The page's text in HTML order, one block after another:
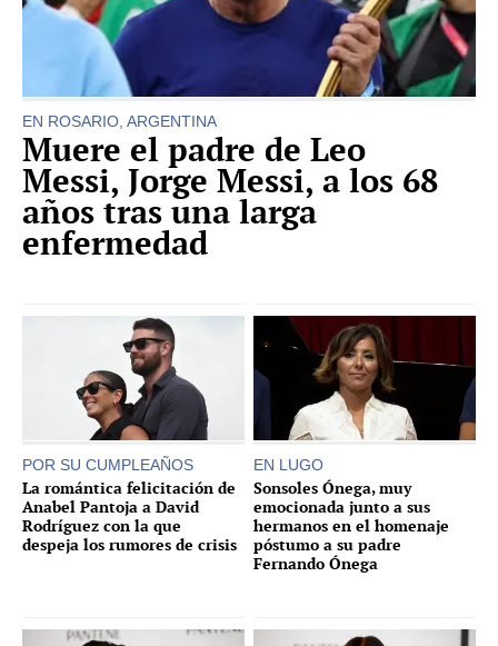
EN ROSARIO, ARGENTINA
Muere el padre de Leo
Messi, Jorge Messi, a los 68
años tras una larga
enfermedad
POR SU CUMPLEAÑOS
La romántica felicitación de
Anabel Pantoja a David
Rodríguez con la que
despeja los rumores de crisis
EN LUGO
Sonsoles Ónega, muy
emocionada junto a sus
hermanos en el homenaje
póstumo a su padre
Fernando Ónega